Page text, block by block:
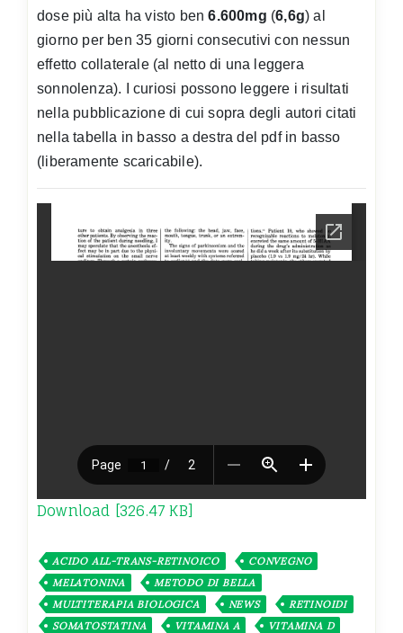
dose più alta ha visto ben6.600mg (6,6g) al
giorno per ben 35 giorni consecutivi con nessun
effetto collaterale (al netto di una leggera
sonnolenza). I curiosi possono leggere i risultati
nella pubblicazione di cui sopra degli autori citati
nella tabella in basso a destra del pdf in basso
(liberamente scaricabile).
Download [326.47 KB]
ACIDO ALL-TRANS-RETINOICO
CONVEGNO
MELATONINA
METODO DI BELLA
MULTITERAPIA BIOLOGICA
NEWS
RETINOIDI
SOMATOSTATINA
VITAMINA A VITAMINA D